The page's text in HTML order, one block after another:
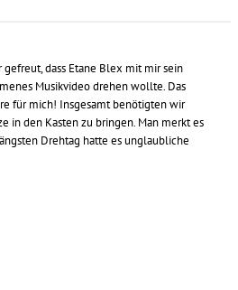
dass Etane Blex mit mir sein
Musikvideo drehen wollte. Das
für mich! Insgesamt benötigten wir
in den Kasten zu bringen. Man merkt es
Drehtag hatte es unglaubliche